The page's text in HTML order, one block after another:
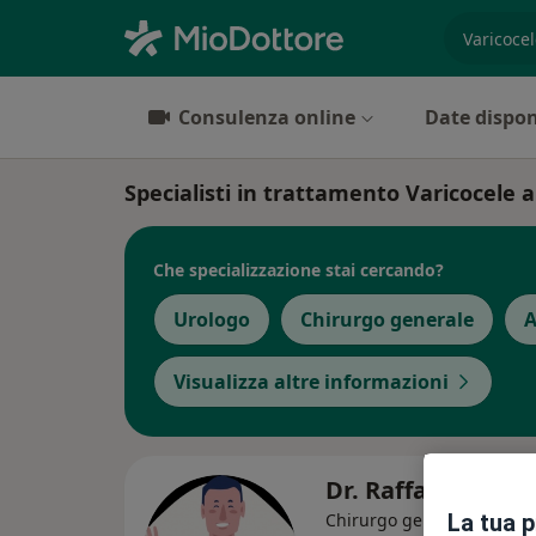
Consulenza online Date
Specialisti in trattamento Varicocele
Che specializzazione stai cercando?
Urologo Chirurgo generale
Visualizza altre informazioni
Dr. Raffaele
Chirurgo generale ·Altro
La tua